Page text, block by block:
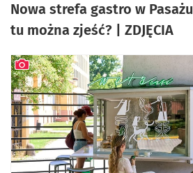
Nowa strefa gastro w
tu można zjeść? | ZDJĘCIA